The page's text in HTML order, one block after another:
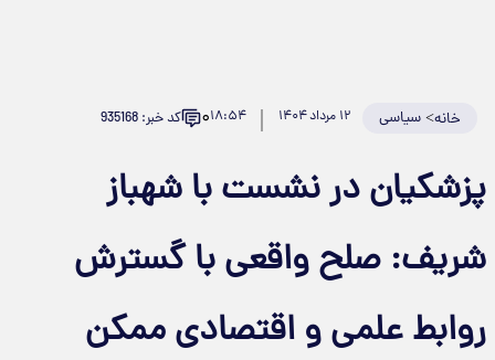
خانه>سیاسی ۱۲ مرداد ۱۴۰۴ ۱۸:۵۴۰ کد خبر: 935168
پزشکیان در نشست با شهباز
شریف: صلح واقعی با گسترش
روابط علمی و اقتصادی ممکن